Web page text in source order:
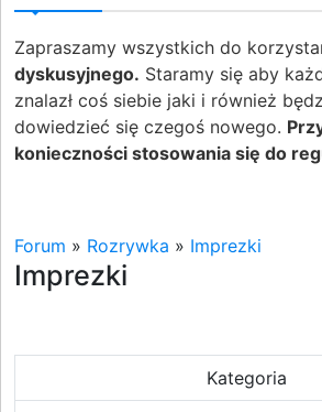
Zapraszamy wszystkich do
dyskusyjnego. Staramy się aby
znalazł coś siebie jaki i również
dowiedzieć się czegoś nowego.
konieczności stosowania się do
Forum » Rozrywka » Imprezki
Imprezki
Kategoria